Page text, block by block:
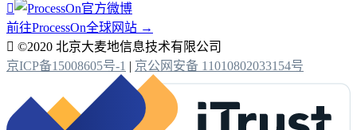

前往ProcessOn全球网站 →
 ©2020 北京大麦地信息技术有限公司
京ICP备15008605号-1 | 京公网安备 11010802033154号